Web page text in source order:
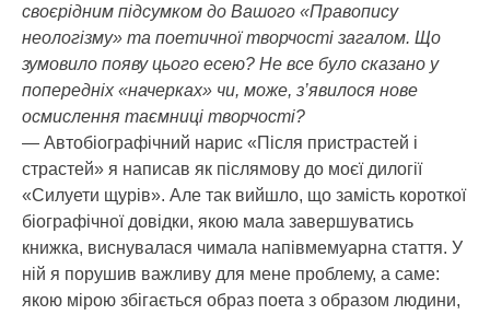
своєрідним підсумком до Вашого «Правопису
неологізму» та поетичної творчості загалом. Що
зумовило появу цього есею? Не все було сказано у
попередніх «начерках» чи, може, з’явилося нове
осмислення таємниці творчості?
— Автобіографічний нарис «Після пристрастей і
страстей» я написав як післямову до моєї дилогії
«Силуети щурів». Але так вийшло, що замість короткої
біографічної довідки, якою мала завершуватись
книжка, виснувалася чимала напівмемуарна стаття. У
ній я порушив важливу для мене проблему, а саме:
якою мірою збігається образ поета з образом людини,